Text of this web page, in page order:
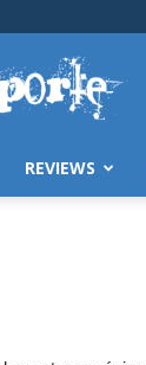
REVIEWS